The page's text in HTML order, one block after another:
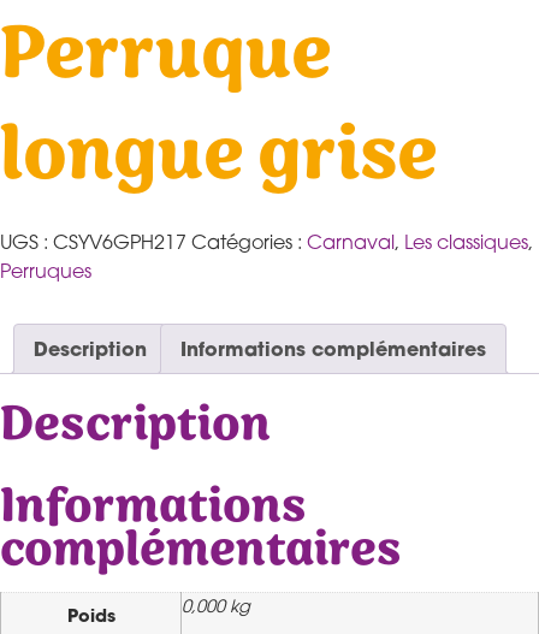
Perruque
longue grise
UGS : CSYV6GPH217 Catégories : Carnaval, Les classiques,
Perruques
Description Informations complémentaires
Description
Informations
complémentaires
Poids 0,000 kg